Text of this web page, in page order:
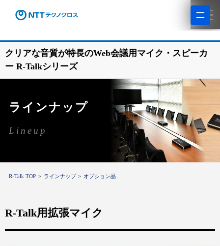
クリアな音質が特長のWeb会議用マイク・スピーカ
ー R-Talkシリーズ
ラインナップ
Lineup
R-Talk TOP ラインナップ オプション品
R-Talk用拡張マイク